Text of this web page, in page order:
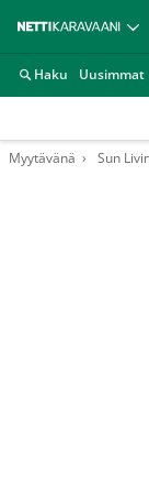
Haku Uusimmat
Myytävänä Sun